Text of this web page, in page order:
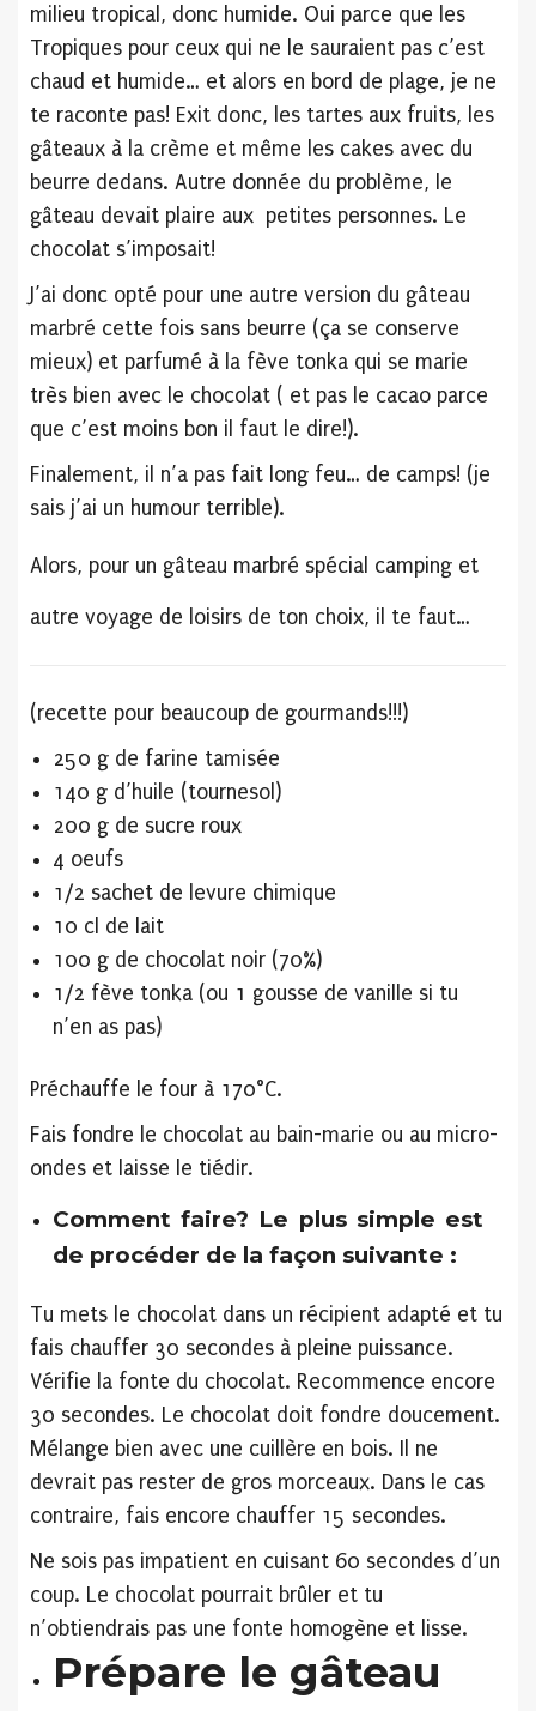
milieu tropical, donc humide. Oui parce que les
Tropiques pour ceux qui ne le sauraient pas c’est
chaud et humide… et alors en bord de plage, je ne
te raconte pas! Exit donc, les tartes aux fruits, les
gâteaux à la crème et même les cakes avec du
beurre dedans. Autre donnée du problème, le
gâteau devait plaire aux petites personnes. Le
chocolat s’imposait!
J’ai donc opté pour une autre version du gâteau
marbré cette fois sans beurre (ça se conserve
mieux) et parfumé à la fève tonka qui se marie
très bien avec le chocolat ( et pas le cacao parce
que c’est moins bon il faut le dire!).
Finalement, il n’a pas fait long feu… de camps! (je
sais j’ai un humour terrible).
Alors, pour un gâteau marbré spécial camping et
autre voyage de loisirs de ton choix, il te faut…
(recette pour beaucoup de gourmands!!!)
250 g de farine tamisée
140 g d’huile (tournesol)
200 g de sucre roux
4 oeufs
1/2 sachet de levure chimique
10 cl de lait
100 g de chocolat noir (70%)
1/2 fève tonka (ou 1 gousse de vanille si tu
n’en as pas)
Préchauffe le four à 170°C.
Fais fondre le chocolat au bain-marie ou au micro-
ondes et laisse le tiédir.
Comment faire? Le plus simple est
de procéder de la façon suivante :
Tu mets le chocolat dans un récipient adapté et tu
fais chauffer 30 secondes à pleine puissance.
Vérifie la fonte du chocolat. Recommence encore
30 secondes. Le chocolat doit fondre doucement.
Mélange bien avec une cuillère en bois. Il ne
devrait pas rester de gros morceaux. Dans le cas
contraire, fais encore chauffer 15 secondes.
Ne sois pas impatient en cuisant 60 secondes d’un
coup. Le chocolat pourrait brûler et tu
n’obtiendrais pas une fonte homogène et lisse.
Prépare le gâteau